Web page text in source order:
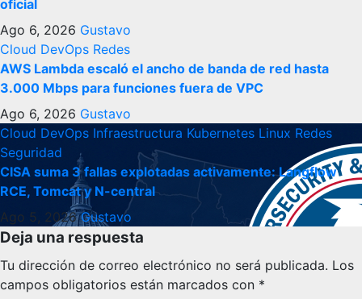
oficial
Ago 6, 2026 Gustavo
Cloud DevOps Redes
AWS Lambda escaló el ancho de banda de red hasta
3.000 Mbps para funciones fuera de VPC
Ago 6, 2026 Gustavo
Cloud DevOps Infraestructura Kubernetes Linux Redes
Seguridad
CISA suma 3 fallas explotadas activamente: Langflow
RCE, Tomcat y N-central
Ago 5, 2026Gustavo
Deja una respuesta
Tu dirección de correo electrónico no será publicada. Los
campos obligatorios están marcados con *